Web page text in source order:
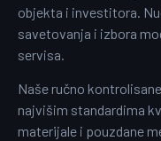
objekta i investitora.
savetovanja i izbora
servisa.
Naše ručno
najvišim standardima
materijale i pouzdane